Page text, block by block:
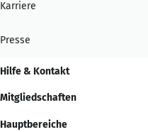
Karriere
Presse
Hilfe & Kontakt
Mitgliedschaften
Hauptbereiche